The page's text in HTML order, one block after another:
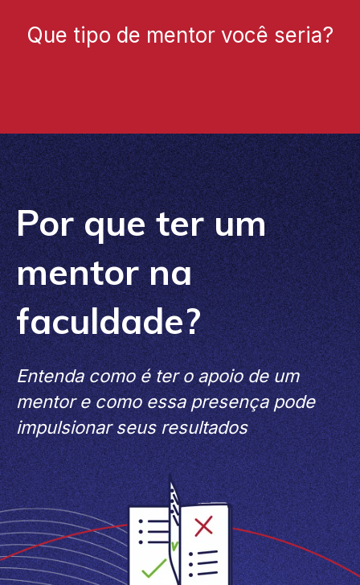
Que tipo de mentor você seria?
Por que ter um
mentor na
faculdade?
Entenda como é ter o apoio de um
mentor e como essa presença pode
impulsionar seus resultados